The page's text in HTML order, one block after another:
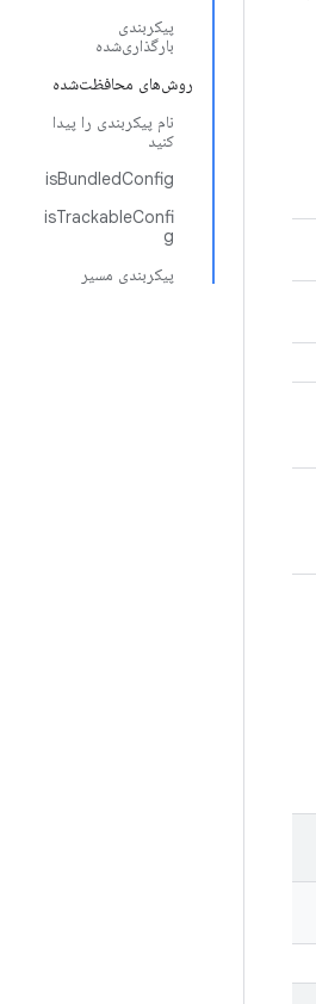
پیکربندی
بارگذاری‌شده
روش‌های محافظت‌شده
نام پیکربندی را پیدا
کنید
isBundledConfig
isTrackableConfi
g
پیکربندی مسیر